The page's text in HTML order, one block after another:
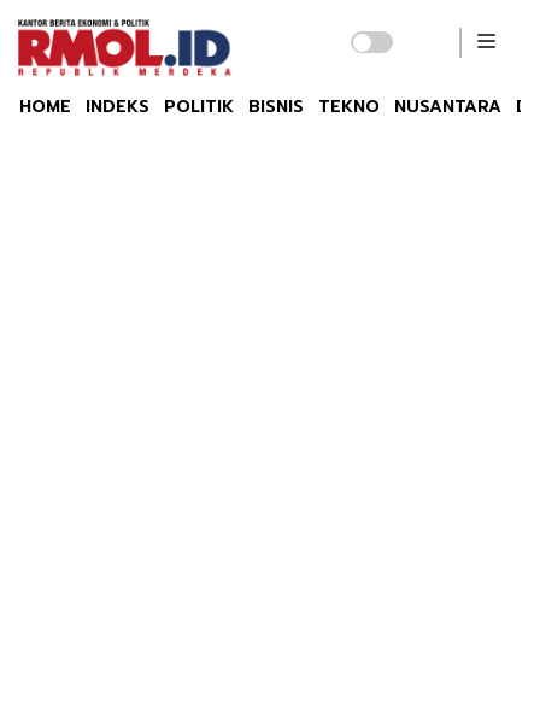
HOME INDEKS POLITIK BISNIS TEKNO NUSANTARA